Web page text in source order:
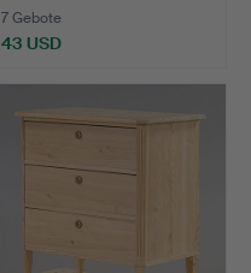
7 Gebote
43 USD